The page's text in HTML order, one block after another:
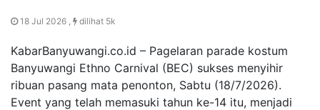
18 Jul 2026 , dilihat 5k
KabarBanyuwangi.co.id – Pagelaran parade kostum
Banyuwangi Ethno Carnival (BEC) sukses menyihir
ribuan pasang mata penonton, Sabtu (18/7/2026).
Event yang telah memasuki tahun ke-14 itu, menjadi